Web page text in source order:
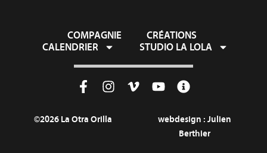
COMPAGNIE
CRÉATIONS
CALENDRIER
STUDIO LA LOLA
©2026 La Otra Orilla webdesign : Julien
Berthier